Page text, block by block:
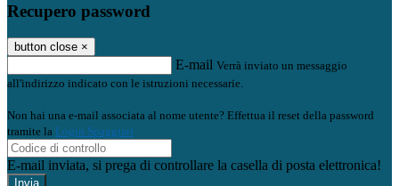
Recupero password
button close ×
E-mail Verrà inviato un messaggio
all'indirizzo indicato con le istruzioni necessarie.
Non hai una e-mail associata al nome utente? Effettua il reset della password
tramite la Login Spaggiari
E-mail inviata, si prega di controllare la casella di posta elettronica!